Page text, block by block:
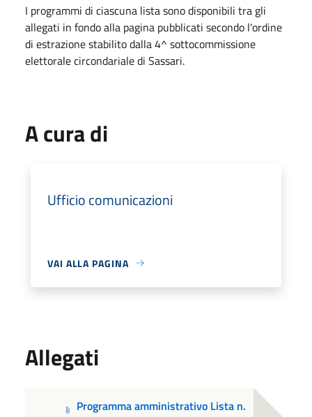
I programmi di ciascuna lista sono disponibili tra gli
allegati in fondo alla pagina pubblicati secondo l'ordine
di estrazione stabilito dalla 4^ sottocommissione
elettorale circondariale di Sassari.
A cura di
Ufficio comunicazioni
VAI ALLA PAGINA
Allegati
Programma amministrativo Lista n.